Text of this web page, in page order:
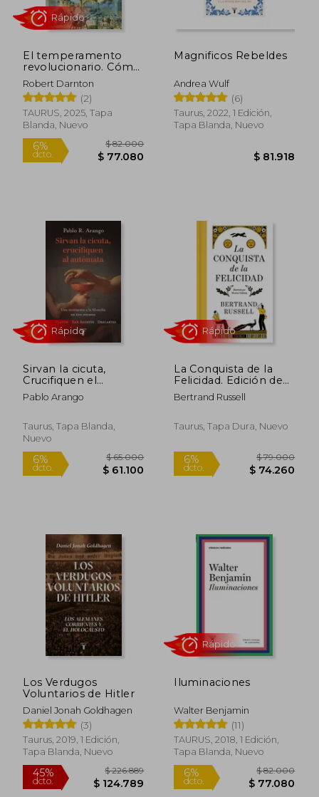
dcto.
$ 103.229
$ 56.776
6%
dcto.
Rápido
6%
dcto.
$ 89.000
$ 83.660
6%
dcto.
Rápido
El temperamento
revolucionario. Cómo
se forjó la Revolución
francesa. París, 1748-
1789
Robert Darnton
(2)
TAURUS, 2025, Tapa
Blanda, Nuevo
Rápido
Magnificos Rebeldes
Andrea Wulf
(6)
Taurus, 2022, 1 Edición,
Tapa Blanda, Nuevo
Sirvan la cicuta,
Crucifiquen el
autómata
Pablo Arango
Taurus, Tapa Blanda,
Nuevo
La Conquista de la
Felicidad. Edición de
Lujo
Bertrand Russell
Taurus, Tapa Dura, Nuevo
Los Verdugos
Voluntarios de Hitler
Daniel Jonah Goldhagen
(3)
Taurus, 2019, 1 Edición,
Tapa Blanda, Nuevo
Iluminaciones
Walter Benjamin
(11)
TAURUS, 2018, 1 Edición,
Tapa Blanda, Nuevo